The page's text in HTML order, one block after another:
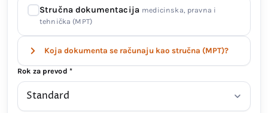
Stručna dokumentacija medicinska, pravna i
tehnička (MPT)
Koja dokumenta se računaju kao stručna (MPT)?
Rok za prevod *